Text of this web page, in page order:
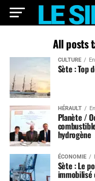
All posts
CULTURE
Sète : Top
HÉRAULT
Planète /
hydrogène
ÉCONOMIE
Sète : Le
immobilisé